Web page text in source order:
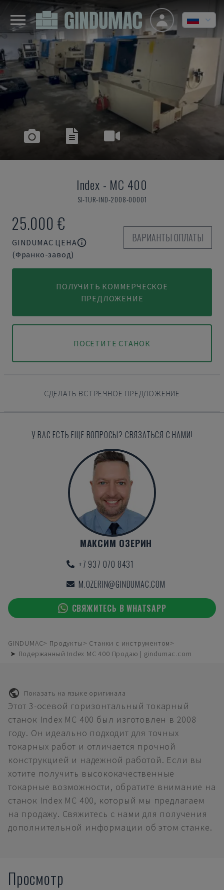
Index - MC 400
SI-TUR-IND-2008-00001
25.000 €
GINDUMAC ЦЕНА
(Франко-завод)
ВАРИАНТЫ ОПЛАТЫ
ПОЛУЧИТЬ КОММЕРЧЕСКОЕ
ПРЕДЛОЖЕНИЕ
ПОСЕТИТЕ СТАНОК
СДЕЛАТЬ ВСТРЕЧНОЕ ПРЕДЛОЖЕНИЕ
У ВАС ЕСТЬ ЕЩЕ ВОПРОСЫ? СВЯЗАТЬСЯ С НАМИ!
МАКСИМ ОЗЕРИН
+7 937 070 8431
M.OZERIN@GINDUMAC.COM
СВЯЖИТЕСЬ В WHATSAPP
GINDUMAC Продукты
Станки с инструментом
➤ Подержанный Index MC 400 Продаю | gindumac.com
Показать на языке оригинала
Этот 3-осевой горизонтальный токарный
станок Index MC 400 был изготовлен в 2008
году. Он идеально подходит для точных
токарных работ и отличается прочной
конструкцией и надежной работой. Если вы
хотите получить высококачественные
токарные возможности, обратите внимание на
станок Index MC 400, который мы предлагаем
на продажу. Свяжитесь с нами для получения
дополнительной информации об этом станке.
Просмотр